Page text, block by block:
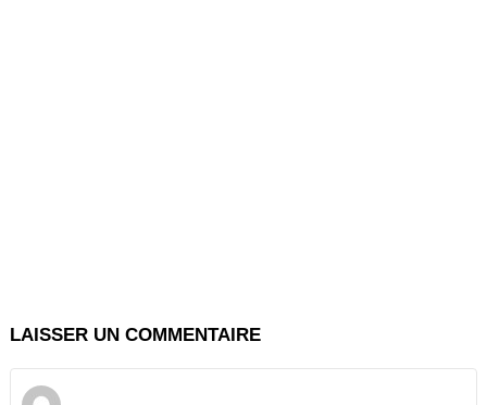
LAISSER UN COMMENTAIRE